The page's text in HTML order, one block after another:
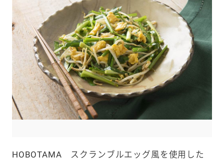
e
r
h
HOBOTAMA スクランブルエッグ風を使用した